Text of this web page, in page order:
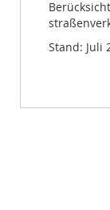
Stand: Juli